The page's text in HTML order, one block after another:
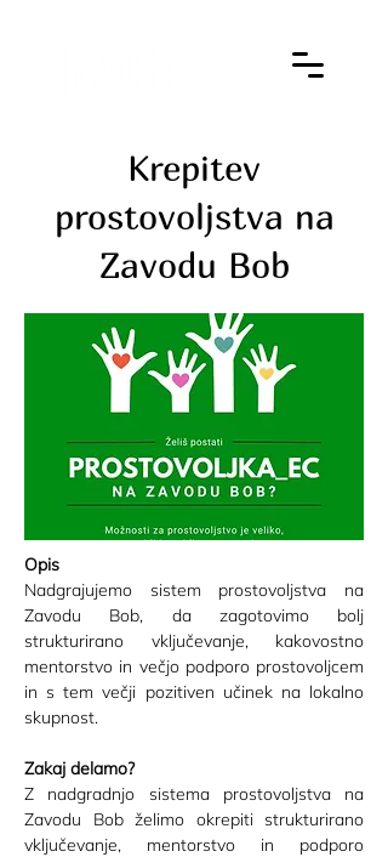
Krepitev
prostovoljstva na
Zavodu Bob
Opis
Nadgrajujemo sistem prostovoljstva na
Zavodu Bob, da zagotovimo bolj
strukturirano vključevanje, kakovostno
mentorstvo in večjo podporo prostovoljcem
in s tem večji pozitiven učinek na lokalno
skupnost.
Zakaj delamo?
Z nadgradnjo sistema prostovoljstva na
Zavodu Bob želimo okrepiti strukturirano
vključevanje, mentorstvo in podporo